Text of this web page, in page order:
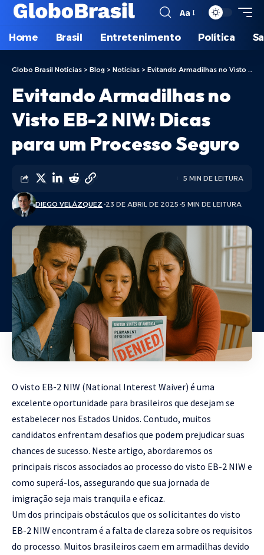
Aa
Home Brasil Entretenimento Política
Globo Brasil Notícias > Blog > Notícias > Evitando Armadilhas no Visto EB-2 NIW: Dicas para um Processo Seguro
Evitando Armadilhas no
Visto EB-2 NIW: Dicas
para um Processo Seguro
DIEGO VELÁZQUEZ 23 DE ABRIL DE 2025 5 MIN DE LEITURA
5 MIN DE LEITURA
O visto EB-2 NIW (National Interest Waiver) é uma
excelente oportunidade para brasileiros que desejam se
estabelecer nos Estados Unidos. Contudo, muitos
candidatos enfrentam desafios que podem prejudicar suas
chances de sucesso. Neste artigo, abordaremos os
principais riscos associados ao processo do visto EB-2 NIW e
como superá-los, assegurando que sua jornada de
imigração seja mais tranquila e eficaz.
Um dos principais obstáculos que os solicitantes do visto
EB-2 NIW encontram é a falta de clareza sobre os requisitos
do processo. Muitos brasileiros caem em armadilhas devido